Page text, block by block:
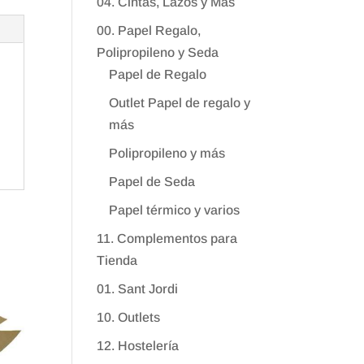
00. Papel Regalo,
Polipropileno y Seda
Papel de Regalo
Outlet Papel de regalo y
más
Polipropileno y más
Papel de Seda
Papel térmico y varios
11. Complementos para
Tienda
01. Sant Jordi
10. Outlets
12. Hostelería